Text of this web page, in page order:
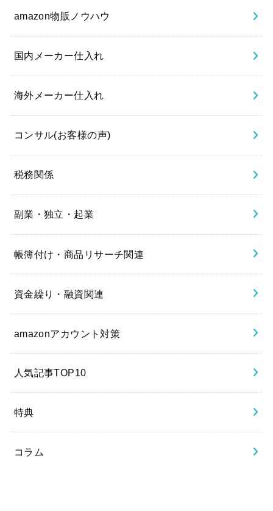
amazon物販ノウハウ
国内メーカー仕入れ
海外メーカー仕入れ
コンサル(お客様の声)
税務関係
副業・独立・起業
帳簿付け・商品リサーチ関連
資金繰り・融資関連
amazonアカウント対策
人気記事TOP10
特典
コラム